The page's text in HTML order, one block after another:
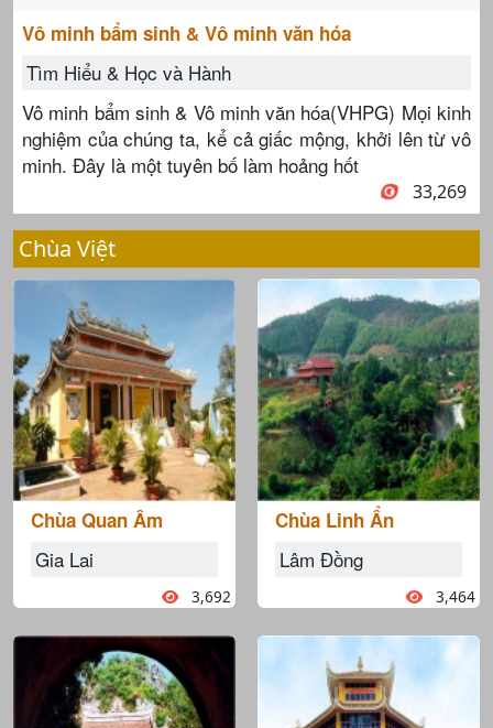
Vô minh bẩm sinh & Vô minh văn hóa
Tìm Hiểu & Học và Hành
Vô minh bẩm sinh & Vô minh văn hóa(VHPG) Mọi kinh
nghiệm của chúng ta, kể cả giấc mộng, khởi lên từ vô
minh. Đây là một tuyên bố làm hoảng hốt
33,269
Chùa Việt
Chùa Quan Âm
Gia Lai
3,692
Chùa Linh Ẩn
Lâm Đồng
3,464